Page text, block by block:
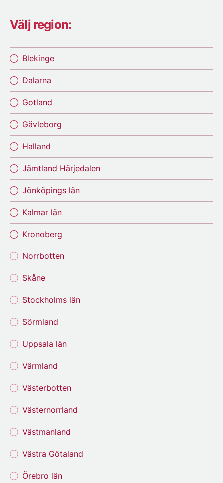
Välj region:
Blekinge
Dalarna
Gotland
Gävleborg
Halland
Jämtland Härjedalen
Jönköpings län
Kalmar län
Kronoberg
Norrbotten
Skåne
Stockholms län
Sörmland
Uppsala län
Värmland
Västerbotten
Västernorrland
Västmanland
Västra Götaland
Örebro län